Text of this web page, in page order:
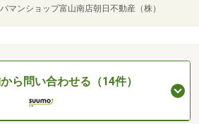
マンショップ富山南店朝日不動産（株）
ら問い合わせる（14件）